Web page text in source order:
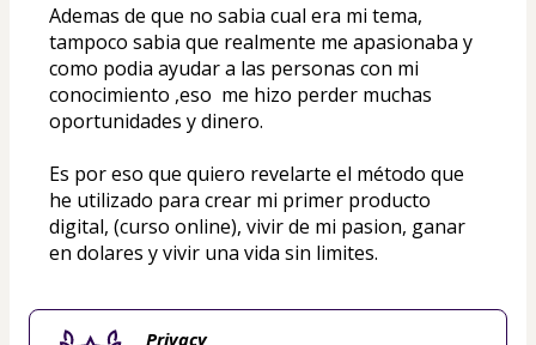
Ademas de que no sabia cual era mi tema,
tampoco sabia que realmente me apasionaba y
como podia ayudar a las personas con mi
conocimiento ,eso  me hizo perder muchas
oportunidades y dinero.
Es por eso que quiero revelarte el método que
he utilizado para crear mi primer producto
digital, (curso online), vivir de mi pasion, ganar
en dolares y vivir una vida sin limites.
Privacy